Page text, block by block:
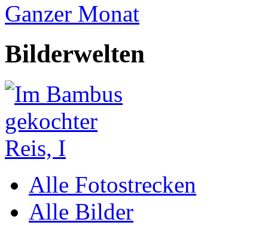
Ganzer Monat
Bilderwelten
Alle Fotostrecken
Alle Bilder